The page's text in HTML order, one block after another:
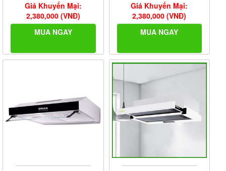
Giá Khuyến Mại:
2,380,000 (VNĐ)
MUA NGAY
Giá Khuyến Mại:
2,380,000 (VNĐ)
MUA NGAY